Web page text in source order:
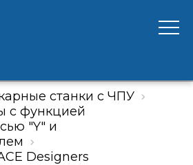
станки с ЧПУ
с функцией
"Y" и
Designers